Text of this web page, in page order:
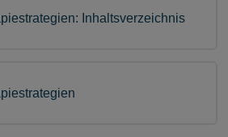
Inhaltsverzeichnis